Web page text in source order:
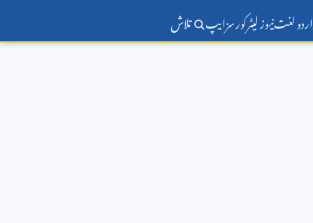
اردو لغتنیوز لیٹرکورسزایپ تلاش